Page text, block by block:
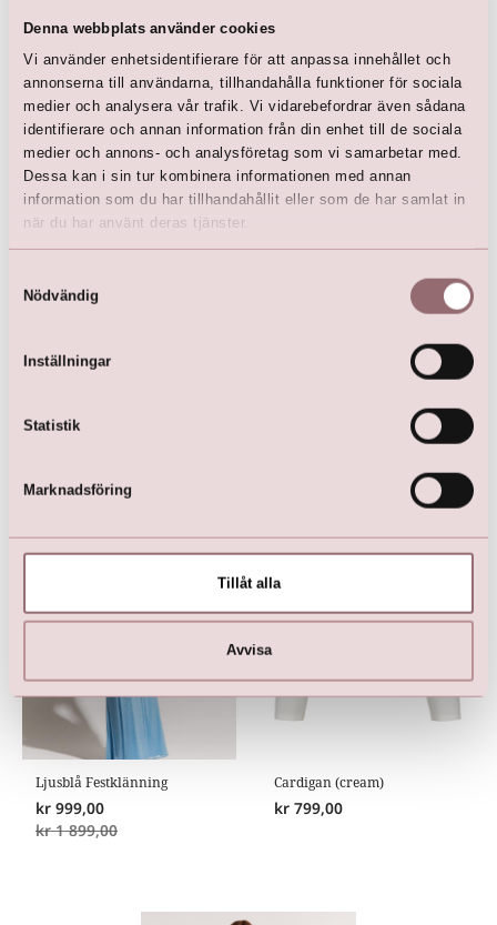
Denna webbplats använder cookies
Vi använder enhetsidentifierare för att anpassa innehållet och
annonserna till användarna, tillhandahålla funktioner för sociala
medier och analysera vår trafik. Vi vidarebefordrar även sådana
identifierare och annan information från din enhet till de sociala
medier och annons- och analysföretag som vi samarbetar med.
Dessa kan i sin tur kombinera informationen med annan
information som du har tillhandahållit eller som de har samlat in
när du har använt deras tjänster.
Nödvändig
Inställningar
Statistik
Marknadsföring
Tillåt alla
Avvisa
Här är favoriterna
Ljusblå Festklänning
kr 999,00
kr 1 899,00
Cardigan (cream)
kr 799,00